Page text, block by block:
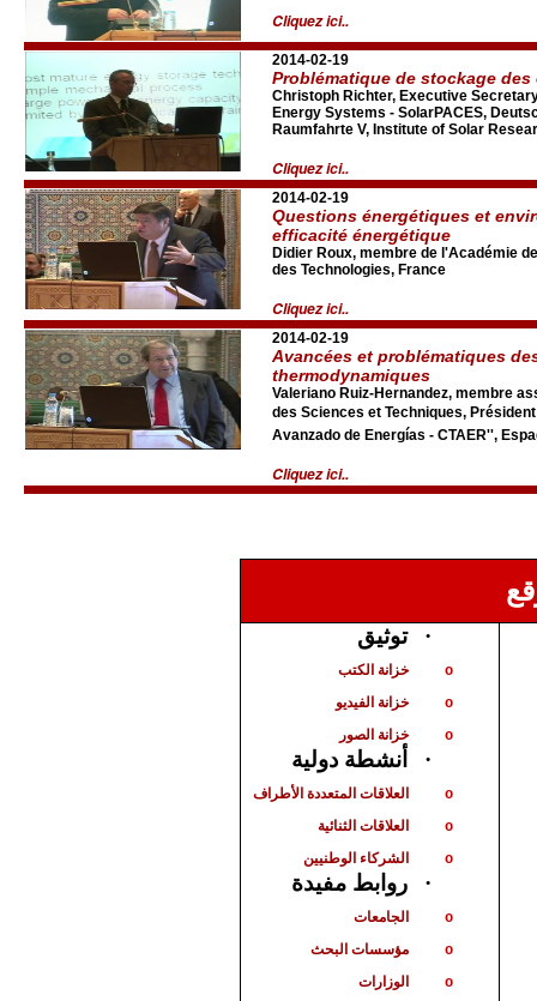
Cliquez ici..
2014-02-19
Problématique de stockage
Christoph Richter, Executive
Energy Systems - SolarPACES,
Raumfahrte V, Institute of Solar
Cliquez ici..
2014-02-19
Questions énergétiques et
efficacité énergétique
Didier Roux, membre de l'Académie
des Technologies, France
Cliquez ici..
2014-02-19
Avancées et problématiques
thermodynamiques
Valeriano Ruiz-Hernandez, membre
des Sciences et Techniques, Président
Avanzado de Energías - CTAER'',
Cliquez ici..
· توثيق
o خزانة الكتب
o خزانة الفيديو
o خزانة الصور
· أنشطة دولية
o العلاقات المتعددة الأطراف
o العلاقات الثنائية
o الشركاء الوطنيين
· روابط مفيدة
o الجامعات
o مؤسسات البحث
o الوزارات